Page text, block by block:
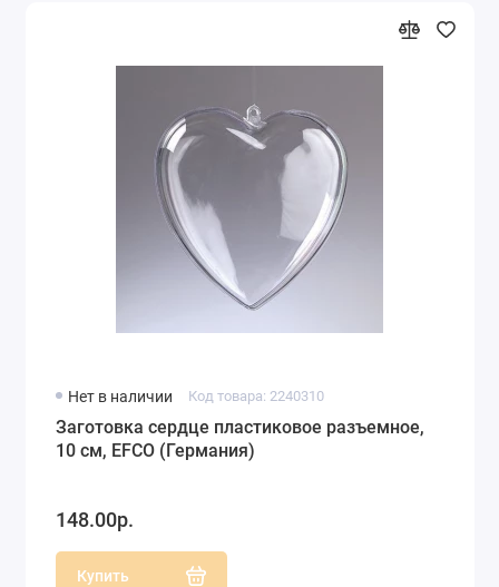
Нет в наличии Код товара: 2240310
Заготовка сердце пластиковое разъемное,
10 см, EFCO (Германия)
148.00р.
Купить